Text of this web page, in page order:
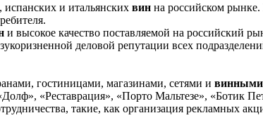
и итальянских вин на российском
и высокое качество поставляемой на российский
деловой репутации всех
гостиницами, магазинами, сетями и винными
«Реставрация», «Порто Мальтезе», «Ботик
такие, как организация рекламных